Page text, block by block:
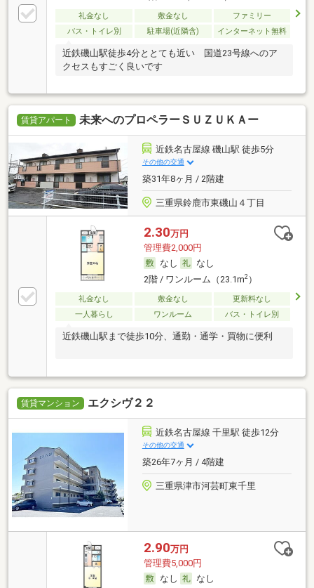
礼金なし 敷金なし
ファミリー
バス・トイレ別
駐車場(近隣含) インターネット無料
近鉄磯山駅徒歩4分ととても近い 国道23号線へのア
クセスもすごく良いです
賃貸アパート 未来へのプロペラーＳＵＺＵＫＡー
近鉄名古屋線 磯山駅 徒歩5分
その他の交通
築31年8ヶ月 / 2階建
三重県鈴鹿市東磯山４丁目
2.30万円
管理費2,000円
なし
なし
2階 / ワンルーム（23.1m2）
礼金なし 敷金なし
更新料なし
一人暮らし
ワンルーム バス・トイレ別
近鉄磯山駅まで徒歩10分、通勤・通学・買物に便利
賃貸マンション エクシヴ２２
近鉄名古屋線 千里駅 徒歩12分
その他の交通
築26年7ヶ月 / 4階建
三重県津市河芸町東千里
2.90万円
管理費5,000円
なし
なし